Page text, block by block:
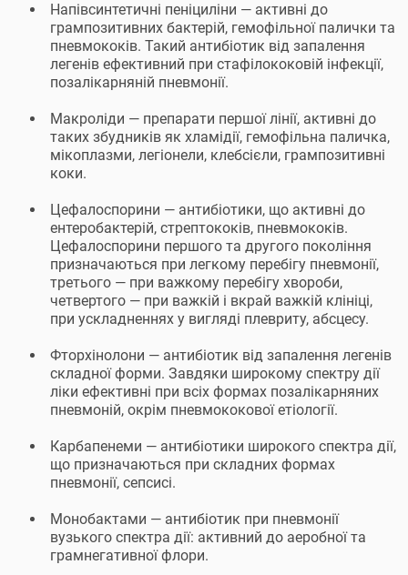
Напівсинтетичні пеніциліни — активні до
грампозитивних бактерій, гемофільної палички та
пневмококів. Такий антибіотик від запалення
легенів ефективний при стафілококовій інфекції,
позалікарняній пневмонії.
Макроліди — препарати першої лінії, активні до
таких збудників як хламідії, гемофільна паличка,
мікоплазми, легіонели, клебсієли, грампозитивні
коки.
Цефалоспорини — антибіотики, що активні до
ентеробактерій, стрептококів, пневмококів.
Цефалоспорини першого та другого покоління
призначаються при легкому перебігу пневмонії,
третього — при важкому перебігу хвороби,
четвертого — при важкій і вкрай важкій клініці,
при ускладненнях у вигляді плевриту, абсцесу.
Фторхінолони — антибіотик від запалення легенів
складної форми. Завдяки широкому спектру дії
ліки ефективні при всіх формах позалікарняних
пневмоній, окрім пневмококової етіології.
Карбапенеми — антибіотики широкого спектра дії,
що призначаються при складних формах
пневмонії, сепсисі.
Монобактами — антибіотик при пневмонії
вузького спектра дії: активний до аеробної та
грамнегативної флори.